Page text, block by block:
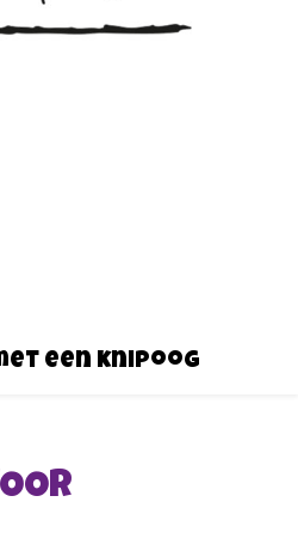
een knipoog